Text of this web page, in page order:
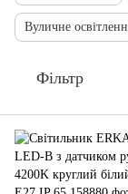
Вуличне
Фільтр